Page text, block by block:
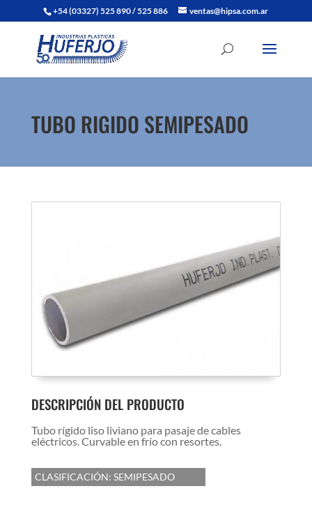
+54 (03327) 525 890 / 525 886 ventas@hipsa.com.ar
TUBO RIGIDO SEMIPESADO
DESCRIPCIÓN DEL PRODUCTO
Tubo rígido liso liviano para pasaje de cables
eléctricos. Curvable en frío con resortes.
CLASIFICACIÓN: SEMIPESADO